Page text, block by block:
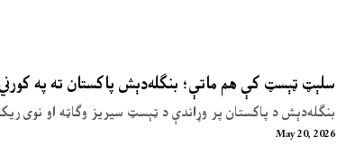
سلېټ ټېسټ کې هم ماتې؛ بنګله‌دېش پاکستان ته په
بنګله‌دېش د پاکستان پر وړاندې د ټېسټ سیریز وګاټه او نوی
May 20, 2026